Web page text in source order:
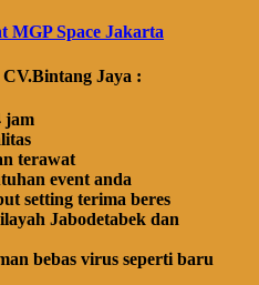
Jaya :
jam
terawat
event anda
setting terima beres
Jabodetabek dan
bebas virus seperti baru